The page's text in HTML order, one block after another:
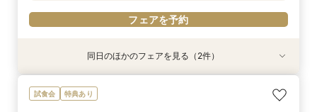
フェアを予約
特典あり
【平日限定特典！SATSUKIスイーツ付】初見学
におすすめ！感動のセレモニー叶うチャペル見学
特典あり
【1万坪の日本庭園】本格神殿＆庭園臨む絶景会
場×パティスリーSATSUKIスイーツが愉しめる
同日のほかのフェアを見る（2件）
試食会 特典あり